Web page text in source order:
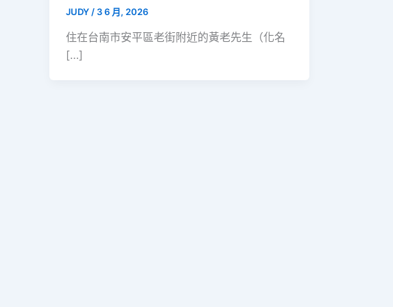
JUDY / 3 6 月, 2026
住在台南市安平區老街附近的黃老先生（化名
[…]